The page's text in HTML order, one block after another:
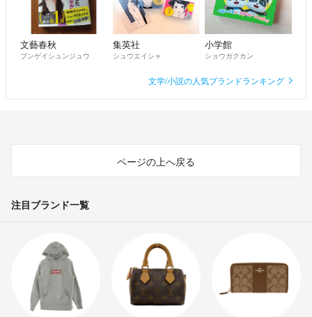
文藝春秋
ブンゲイシュンジュウ
集英社
シュウエイシャ
小学館
ショウガクカン
文学/小説の人気ブランドランキング
ページの上へ戻る
注目ブランド一覧